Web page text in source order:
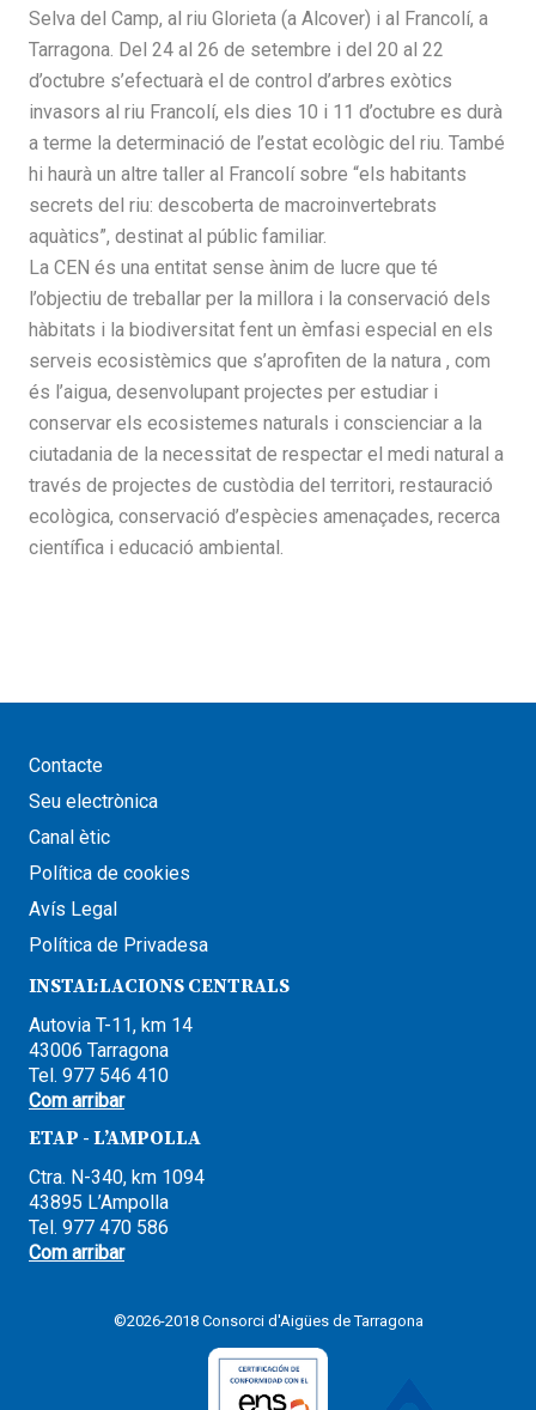
Selva del Camp, al riu Glorieta (a Alcover) i al Francolí, a
Tarragona. Del 24 al 26 de setembre i del 20 al 22
d’octubre s’efectuarà el de control d’arbres exòtics
invasors al riu Francolí, els dies 10 i 11 d’octubre es durà
a terme la determinació de l’estat ecològic del riu. També
hi haurà un altre taller al Francolí sobre “els habitants
secrets del riu: descoberta de macroinvertebrats
aquàtics”, destinat al públic familiar.
La CEN és una entitat sense ànim de lucre que té
l’objectiu de treballar per la millora i la conservació dels
hàbitats i la biodiversitat fent un èmfasi especial en els
serveis ecosistèmics que s’aprofiten de la natura , com
és l’aigua, desenvolupant projectes per estudiar i
conservar els ecosistemes naturals i conscienciar a la
ciutadania de la necessitat de respectar el medi natural a
través de projectes de custòdia del territori, restauració
ecològica, conservació d’espècies amenaçades, recerca
científica i educació ambiental.
Contacte
Seu electrònica
Canal ètic
Política de cookies
Avís Legal
Política de Privadesa
INSTAL·LACIONS CENTRALS
Autovia T-11, km 14
43006 Tarragona
Tel. 977 546 410
Com arribar
ETAP - L’AMPOLLA
Ctra. N-340, km 1094
43895 L’Ampolla
Tel. 977 470 586
Com arribar
©2026-2018 Consorci d'Aigües de Tarragona